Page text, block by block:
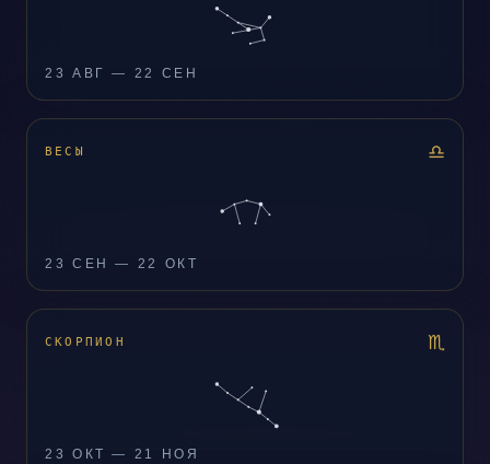
23 АВГ — 22 СЕН
ВЕСЫ ♎
23 СЕН — 22 ОКТ
СКОРПИОН ♏
23 ОКТ — 21 НОЯ